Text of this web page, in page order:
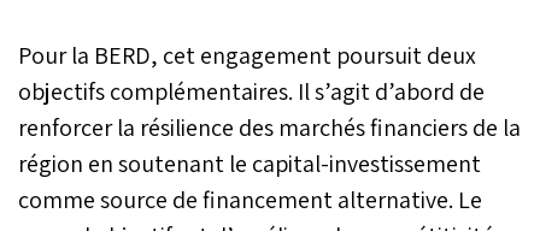
Pour la BERD, cet engagement poursuit deux
objectifs complémentaires. Il s’agit d’abord de
renforcer la résilience des marchés financiers de la
région en soutenant le capital-investissement
comme source de financement alternative. Le